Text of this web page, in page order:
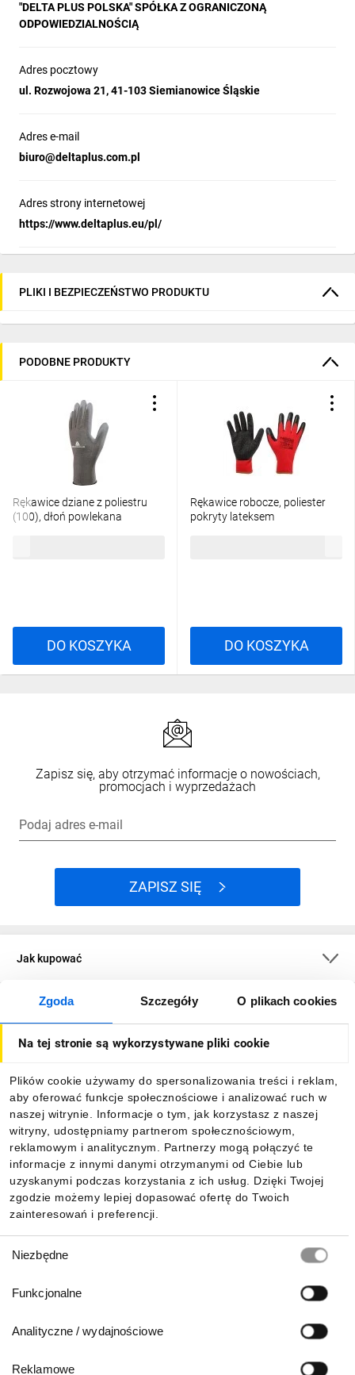
Zgoda Szczegóły O plikach cookies
Na tej stronie są wykorzystywane pliki cookie
Plików cookie używamy do spersonalizowania treści i reklam,
aby oferować funkcje społecznościowe i analizować ruch w
naszej witrynie. Informacje o tym, jak korzystasz z naszej
witryny, udostępniamy partnerom społecznościowym,
reklamowym i analitycznym. Partnerzy mogą połączyć te
informacje z innymi danymi otrzymanymi od Ciebie lub
uzyskanymi podczas korzystania z ich usług. Dzięki Twojej
zgodzie możemy lepiej dopasować ofertę do Twoich
zainteresowań i preferencji.
zgody
Niezbędne
Funkcjonalne
Analityczne / wydajnościowe
Reklamowe
"DELTA PLUS POLSKA" SPÓŁKA Z OGRANICZONĄ
ODPOWIEDZIALNOŚCIĄ
Adres pocztowy
ul. Rozwojowa 21, 41-103 Siemianowice Śląskie
Adres e-mail
biuro@deltaplus.com.pl
Adres strony internetowej
https://www.deltaplus.eu/pl/
PLIKI I BEZPIECZEŃSTWO PRODUKTU
PODOBNE PRODUKTY
Rękawice dziane z poliestru
(100), dłoń powlekana
DO KOSZYKA
Rękawice robocze, poliester
pokryty lateksem
DO KOSZYKA
Zapisz się, aby otrzymać informacje o nowościach,
promocjach i wyprzedażach
Podaj adres e-mail
ZAPISZ SIĘ
Jak kupować
O firmie
Informacje
Pobierz naszą aplikację mobilną: